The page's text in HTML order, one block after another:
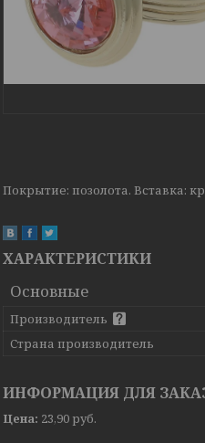
Покрытие: позолота. Вставка:
ХАРАКТЕРИСТИКИ
Основные
Производитель
Страна производитель
ИНФОРМАЦИЯ ДЛЯ
Цена: 23,90 руб.